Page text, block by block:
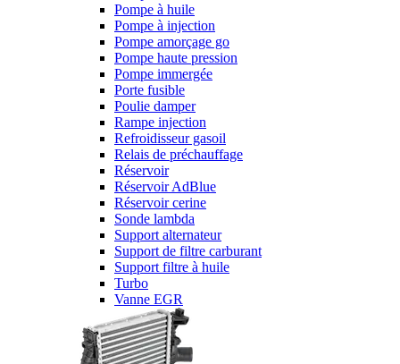
Pompe à huile
Pompe à injection
Pompe amorçage go
Pompe haute pression
Pompe immergée
Porte fusible
Poulie damper
Rampe injection
Refroidisseur gasoil
Relais de préchauffage
Réservoir
Réservoir AdBlue
Réservoir cerine
Sonde lambda
Support alternateur
Support de filtre carburant
Support filtre à huile
Turbo
Vanne EGR